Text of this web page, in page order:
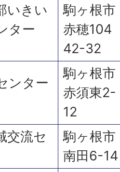
いきい
ター
駒ヶ根市
赤穂104
42-32
ンター
駒ヶ根市
赤須東2-
12
交流セ
駒ヶ根市
南田6-14